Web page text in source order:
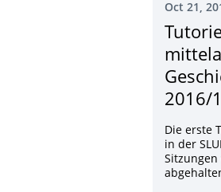
Oct 21,
2016/
Die erste
in der
Sitzungen